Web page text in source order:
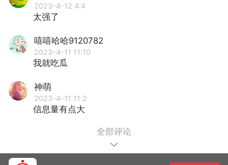
2023-4-12 4:4
太强了
嘻嘻哈哈9120782
2023-4-11 11:10
我就吃瓜
神萌
2023-4-11 11:2
信息量有点大
全部评论